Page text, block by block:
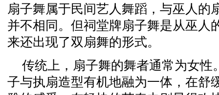
扇子舞属于民间艺人舞蹈，与巫人的
并不相同。但祠堂牌扇子舞是从巫人
来还出现了双扇舞的形式。
传统上，扇子舞的舞者通常为女性
子与执扇造型有机地融为一体，在舒